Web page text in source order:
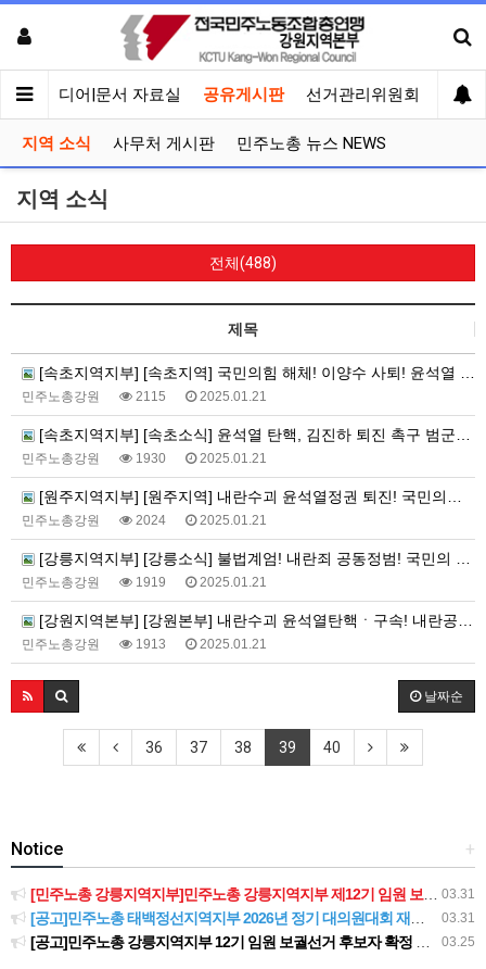
견 미디어|문서 자료실 공유게시판 선거관리위원회
지역 소식 사무처 게시판 민주노총 뉴스 NEWS
지역 소식
전체(488)
제목
[속초지역지부] [속초지역] 국민의힘 해체! 이양수 사퇴! 윤석열 탄핵! 선전전
민주노총강원 2115 2025.01.21
[속초지역지부] [속초소식] 윤석열 탄핵, 김진하 퇴진 촉구 범군민대회
민주노총강원 1930 2025.01.21
[원주지역지부] [원주지역] 내란수괴 윤석열정권 퇴진! 국민의힘 해체! 부역자 박정하 퇴출! 윤석열정권퇴진 원주운동본부 기자회견
민주노총강원 2024 2025.01.21
[강릉지역지부] [강릉소식] 불법계엄! 내란죄 공동정범! 국민의 힘 해체 권성동 사퇴! 강릉비상행동 기자회견
민주노총강원 1919 2025.01.21
[강원지역본부] [강원본부] 내란수괴 윤석열탄핵ㆍ구속! 내란공범 국민의힘 해체! 윤석열정권퇴진 강원운동본부 기자회견
민주노총강원 1913 2025.01.21
날짜순
36 37 38 39 40
+
Notice
03.31
[민주노총 강릉지역지부]민주노총 강릉지역지부 제12기 임원 보궐선거결과 공고
03.31
[공고]민주노총 태백정선지역지부 2026년 정기 대의원대회 재소집 건
03.25
[공고]민주노총 강릉지역지부 12기 임원 보궐선거 후보자 확정 공고